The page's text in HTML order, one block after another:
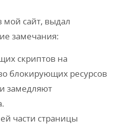
мой сайт, выдал
замечания:
скриптов на
блокирующих ресурсов
замедляют
части страницы